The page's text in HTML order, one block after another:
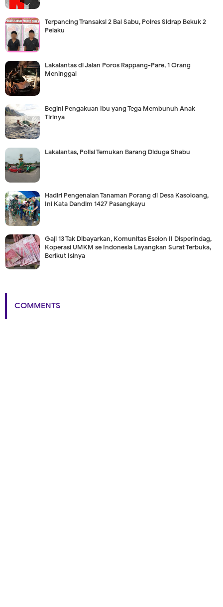
Terpancing Transaksi 2 Bal Sabu, Polres Sidrap Bekuk 2
Pelaku
Lakalantas di Jalan Poros Rappang-Pare, 1 Orang
Meninggal
Begini Pengakuan Ibu yang Tega Membunuh Anak
Tirinya
Lakalantas, Polisi Temukan Barang Diduga Shabu
Hadiri Pengenalan Tanaman Porang di Desa Kasoloang,
Ini Kata Dandim 1427 Pasangkayu
Gaji 13 Tak Dibayarkan, Komunitas Eselon II Disperindag,
Koperasi UMKM se Indonesia Layangkan Surat Terbuka,
Berikut Isinya
COMMENTS